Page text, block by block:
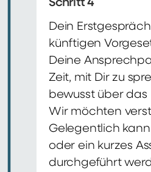
Schritt 4
Dein
künftigen
Deine
Zeit, mit Dir zu
bewusst über das
Wir möchten
Gelegentlich
oder ein kurzes
durchgeführt